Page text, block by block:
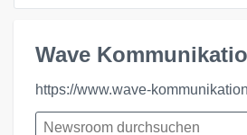
Wave
https://www.wave-